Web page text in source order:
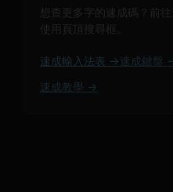
想查更多字的速成碼？前
使用頁頂搜尋框。
速成輸入法表 → 速成鍵盤
速成教學 →